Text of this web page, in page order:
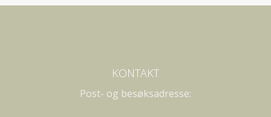
KONTAKT
Post- og besøksadresse: